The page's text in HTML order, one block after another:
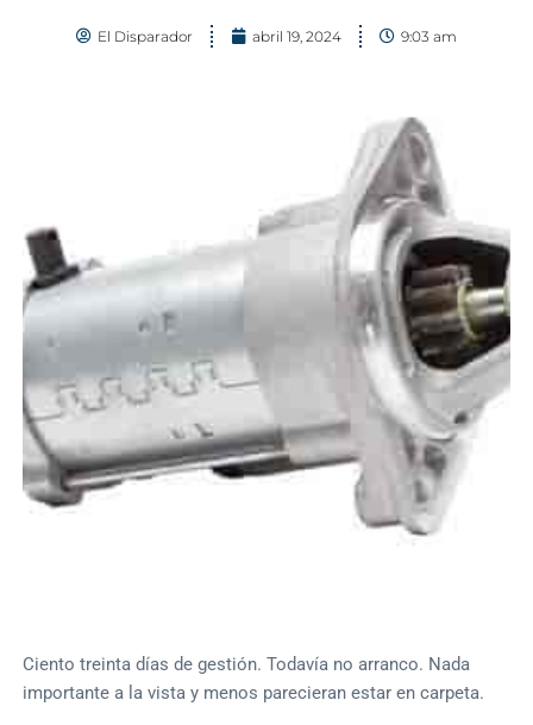
El Disparador abril 19, 2024 9:03 am
Ciento treinta días de gestión. Todavía no arranco. Nada
importante a la vista y menos parecieran estar en carpeta.